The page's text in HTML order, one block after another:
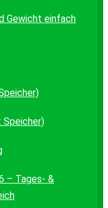
Gewicht einfach
Speicher)
– Tages- &